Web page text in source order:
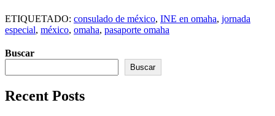
ETIQUETADO: consulado de méxico, INE en omaha, jornada
especial, méxico, omaha, pasaporte omaha
Buscar
Buscar
Recent Posts